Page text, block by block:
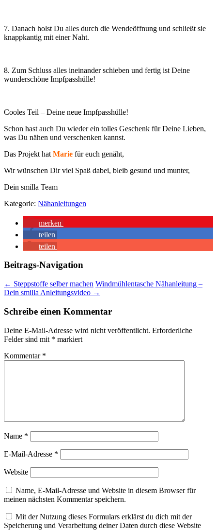
7. Danach holst Du alles durch die Wendeöffnung und schließt sie
knappkantig mit einer Naht.
8. Zum Schluss alles ineinander schieben und fertig ist Deine
wunderschöne Impfpasshülle!
Cooles Teil – Deine neue Impfpasshülle!
Schon hast auch Du wieder ein tolles Geschenk für Deine Lieben,
was Du nähen und verschenken kannst.
Das Projekt hat Marie für euch genäht,
Wir wünschen Dir viel Spaß dabei, bleib gesund und munter,
Dein smilla Team
Kategorie: Nähanleitungen
merken
teilen
teilen
Beitrags-Navigation
← Steppstoffe selber machen Windmühlentasche Nähanleitung –
Dein smilla Anleitungsvideo →
Schreibe einen Kommentar
Deine E-Mail-Adresse wird nicht veröffentlicht. Erforderliche
Felder sind mit * markiert
Kommentar *
Name *
E-Mail-Adresse *
Website
Name, E-Mail-Adresse und Website in diesem Browser für
meinen nächsten Kommentar speichern.
Mit der Nutzung dieses Formulars erklärst du dich mit der
Speicherung und Verarbeitung deiner Daten durch diese Website